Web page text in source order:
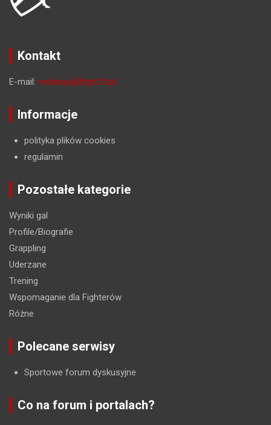
Kontakt
E-mail: redakcja@fight24.pl
Informacje
polityka plików cookies
regulamin
Pozostałe kategorie
Wyniki gal
Profile/Biografie
Grappling
Uderzane
Trening
Wspomaganie dla Fighterów
Różne
Polecane serwisy
Sportowe forum dyskusyjne
Co na forum i portalach?